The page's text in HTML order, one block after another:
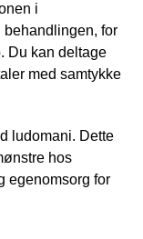
i
behandlingen, for
Du kan deltage
med samtykke
ludomani. Dette
hos
egenomsorg for